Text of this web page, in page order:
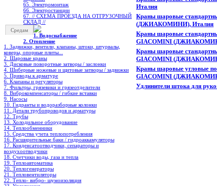
65. Электромонтаж
66. Электростанции
67. // СХЕМА ПРОЕЗДА НА ОТГРУЗОЧНЫЙ
СКЛАД //
Средам
1. Водоснабжение
2. Отопление
1. Задвижки, вентили, клапаны, штоки, штурвалы,
коверы, опорные плиты...
2. Шаровые краны
3. Дисковые поворотные затворы / заслонки
4. Шиберные ножевые и щитовые затворы / задвижки
5. Приводы к арматуре
6. Клапаны и регуляторы
7. Фильтры, грязевики и грязеотделители
8. Виброкомпенсаторы / гибкие вставки
9. Насосы
10. Гидранты и водоразборные колонки
11. Детали трубопроводов и арматуры
12. Трубы
13. Холодильное oборудование
14. Теплообменники
15. Средства учета теплопотребления
16. Расширительные баки / гидроаккамуляторы
17. Конденсатоотводчики, сепараторы и
воздухоотводчики
18. Счетчики воды, газа и тепла
19. Теплоавтоматика
20. Теплогенераторы
21. Тепловентиляторы
22. Тепло- вибро- шумоизоляция
Италия
Краны шаровые
(ДЖИАКОМИНИ), Италия
Краны шаровые
GIACOMINI
Краны шаровые
GIACOMINI
Краны шаровые угловые
GIACOMINI
Удлинители штока для